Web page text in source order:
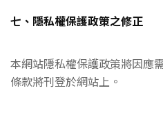
七、隱私權保護政策之修正
本網站隱私權保護政策將因應
條款將刊登於網站上。